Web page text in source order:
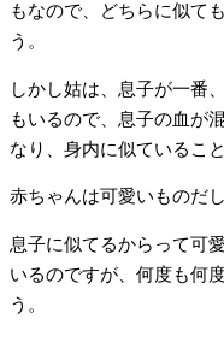
もなので、どちらに似て
う。
しかし姑は、息子が一番
もいるので、息子の血が
なり、身内に似ているこ
赤ちゃんは可愛いものだ
息子に似てるからって可
いるのですが、何度も何
う。